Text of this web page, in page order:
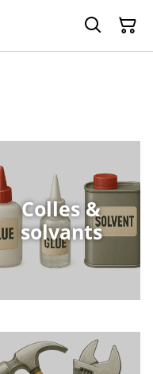
Colles &
solvants